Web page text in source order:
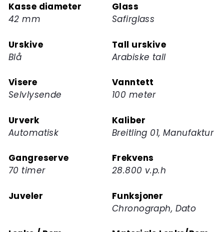
ventelisten
for
produktet
Kasse diameter
42 mm
Glass
Safirglass
Urskive
Blå
Tall urskive
Arabiske tall
Visere
Selvlysende
Vanntett
100 meter
Urverk
Automatisk
Kaliber
Breitling 01, Manufaktur
Gangreserve
70 timer
Frekvens
28.800 v.p.h
Juveler
Funksjoner
Chronograph, Dato